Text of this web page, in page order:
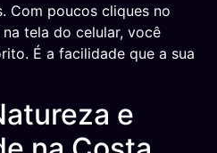
Com poucos cliques no
tela do celular, você
É a facilidade que a sua
e